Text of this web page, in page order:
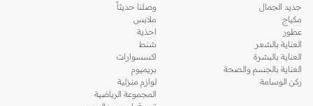
جديد الجمال
مكياج
عطور
العناية بالشعر
العناية بالبشرة
العناية بالجسم والصحة
ركن الوسامة
وصلنا حديثاً
ملابس
احذية
شنط
اكسسوارات
بريميوم
لوازم منزلية
المجموعة الرياضية